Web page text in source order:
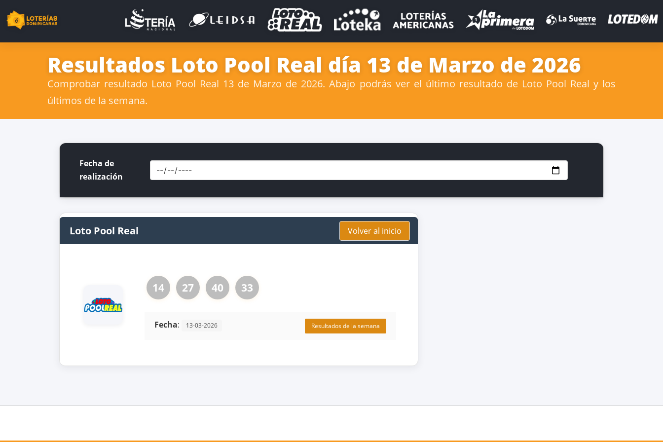
Resultados Loto Pool Real día 13 de Marzo de 2026
Comprobar resultado Loto Pool Real 13 de Marzo de 2026. Abajo podrás ver el último resultado de Loto Pool Real y los
últimos de la semana.
Fecha de
realización
Loto Pool Real Volver al inicio
14 27 40 33
Fecha: 13-03-2026 Resultados de la semana